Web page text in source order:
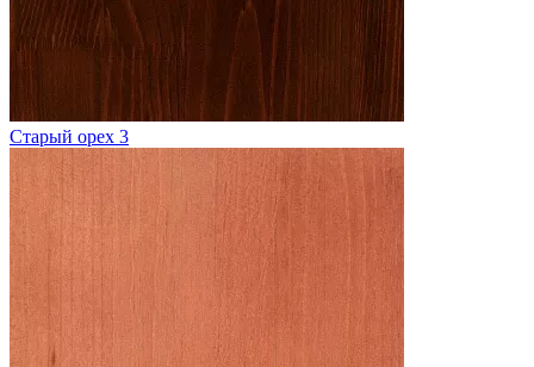
Старый орех 3